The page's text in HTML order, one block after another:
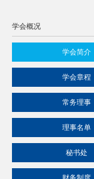
学会概况
学会简介
学会章程
常务理事
理事名单
秘书处